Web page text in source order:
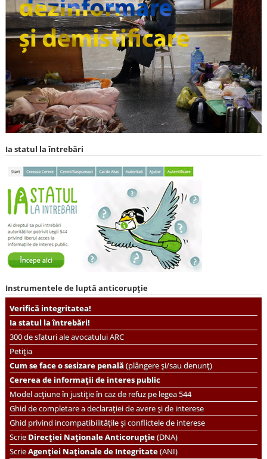
Ia statul la întrebări
Instrumentele de luptă anticorupție
Verifică integritatea!
Ia statul la întrebări!
300 de sfaturi ale avocatului ARC
Petiția
Cum se face o sesizare penală(plângere și/sau denunț)
Cererea de informații de interes public
Model acțiune în justiție în caz de refuz pe legea 544
Ghid de completare a declarației de avere și de interese
Ghid privind incompatibilitățile și conflictele de interese
ScrieDirecției Naționale Anticorupție(DNA)
ScrieAgenției Naționale de Integritate(ANI)